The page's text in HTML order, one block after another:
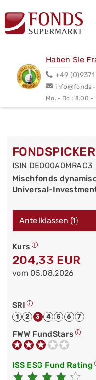
Haben Sie
+49
Mo. - Do.: 8.00 -
ISIN DE000A0MRAC3
Mischfonds
Universal-
Anteilklassen (1)
Kurs
204,33 EUR
vom 05.08.2026
SRI
1 2 3 4 5 6 7
FWW FundStars
ISS ESG Fund Rating